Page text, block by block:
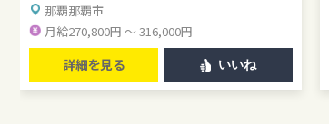
那覇那覇市
月給270,800円 ～ 316,000円
詳細を見る いいね